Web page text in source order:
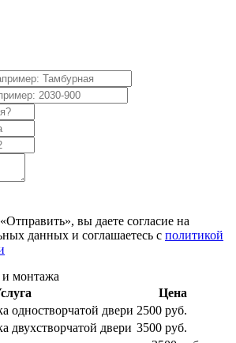
«Отправить», вы даете согласие на
данных и соглашаетесь с политикой
и монтажа
Цена
одностворчатой двери 2500 руб.
двухстворчатой двери 3500 руб.